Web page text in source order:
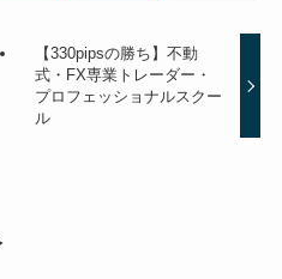
【330pipsの勝ち】不動
式・FX専業トレーダー・
プロフェッショナルスクー
ル